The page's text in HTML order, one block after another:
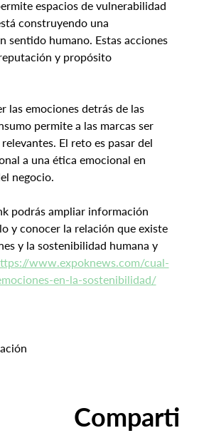
espacios de vulnerabilidad
construyendo una
sentido humano. Estas acciones
y propósito
las emociones detrás de las
permite a las marcas ser
El reto es pasar del
a una ética emocional en
negocio.
podrás ampliar información
y conocer la relación que existe
y la sostenibilidad humana y
www.expoknews.com/cual-
en-la-sostenibilidad/
Comparti